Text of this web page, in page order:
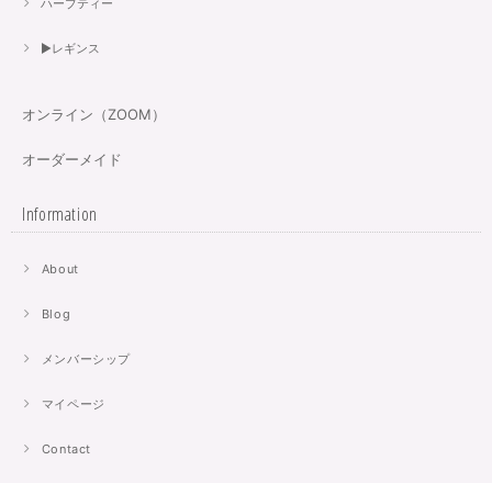
▶︎レギンス
オンライン（ZOOM）
オーダーメイド
Information
About
Blog
メンバーシップ
マイページ
Contact